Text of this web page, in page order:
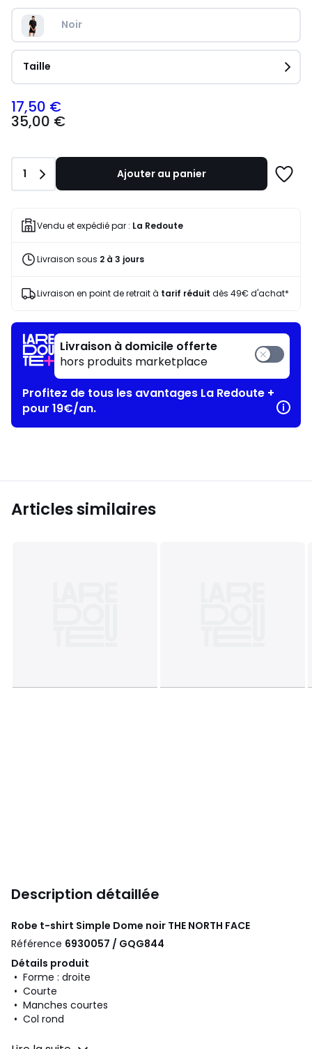
Noir
Taille
35,00
€
programme
pour
17,50
17,50 €
35,00 €
Quantité
1 Ajouter au panier
Vendu et expédié par : La Redoute
Livraison sous 2 à 3 jours
Livraison en point de retrait à tarif réduit dès 49€ d'achat*
Livraison à domicile offerte
hors produits marketplace
Profitez de tous les avantages La Redoute +
pour 19€/an.
Articles similaires
Description détaillée
Robe t-shirt Simple Dome noir THE NORTH FACE
Référence 6930057 / GQG844
Détails produit
• Forme : droite
• Courte
• Manches courtes
• Col rond